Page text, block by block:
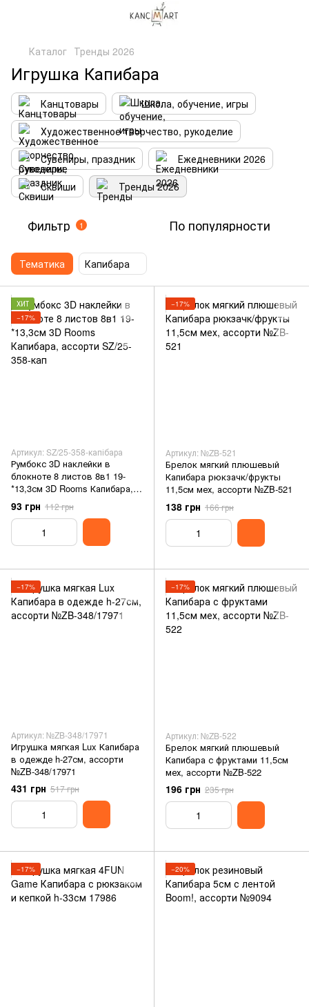
Каталог Тренды 2026
Игрушка Капибара
Канцтовары
Школа, обучение, игры
Художественное творчество, рукоделие
Сувениры, праздник
Ежедневники 2026
Сквиши
Тренды 2026
Фильтр 1 По популярности
Тематика Капибара
ХИТ
−17%
Артикул: SZ/25-358-капібара
Румбокс 3D наклейки в
блокноте 8 листов 8в1 19-
*13,3см 3D Rooms Капибара,
ассорти SZ/25-358-кап
93 грн 112 грн
−17%
Артикул: №ZB-521
Брелок мягкий плюшевый
Капибара рюкзачк/фрукты
11,5см мех, ассорти №ZB-521
138 грн 166 грн
−17%
Артикул: №ZB-348/17971
Игрушка мягкая Lux Капибара
в одежде h-27см, ассорти
№ZB-348/17971
431 грн 517 грн
−17%
Артикул: №ZB-522
Брелок мягкий плюшевый
Капибара с фруктами 11,5см
мех, ассорти №ZB-522
196 грн 235 грн
−17% −20%